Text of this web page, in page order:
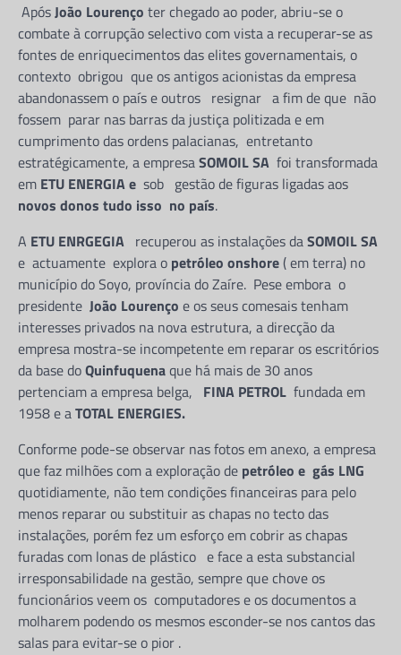
ApósJoão Lourenço ter chegado ao poder, abriu-se o
combate à corrupção selectivo com vista a recuperar-se as
fontes de enriquecimentos das elites governamentais, o
contexto obrigou que os antigos acionistas da empresa
abandonassem o país e outros resignar a fim de que não
fossem parar nas barras da justiça politizada e em
cumprimento das ordens palacianas, entretanto
estratégicamente, a empresaSOMOIL SA foi transformada
em ETU ENERGIA e sob gestão de figuras ligadas aos
novos donos tudo isso no país.
A ETU ENRGEGIA recuperou as instalações daSOMOIL SA
e actuamente explora o petróleo onshore( em terra) no
município do Soyo, província do Zaíre. Pese embora o
presidente João Lourenço e os seus comesais tenham
interesses privados na nova estrutura, a direcção da
empresa mostra-se incompetente em reparar os escritórios
da base doQuinfuquenaque há mais de 30 anos
pertenciam a empresa belga, FINA PETROL fundada em
1958 e aTOTAL ENERGIES.
Conforme pode-se observar nas fotos em anexo, a empresa
que faz milhões com a exploração de petróleo e gás LNG
quotidiamente, não tem condições financeiras para pelo
menos reparar ou substituir as chapas no tecto das
instalações, porém fez um esforço em cobrir as chapas
furadas com lonas de plástico e face a esta substancial
irresponsabilidade na gestão, sempre que chove os
funcionários veem os computadores e os documentos a
molharem podendo os mesmos esconder-se nos cantos das
salas para evitar-se o pior .